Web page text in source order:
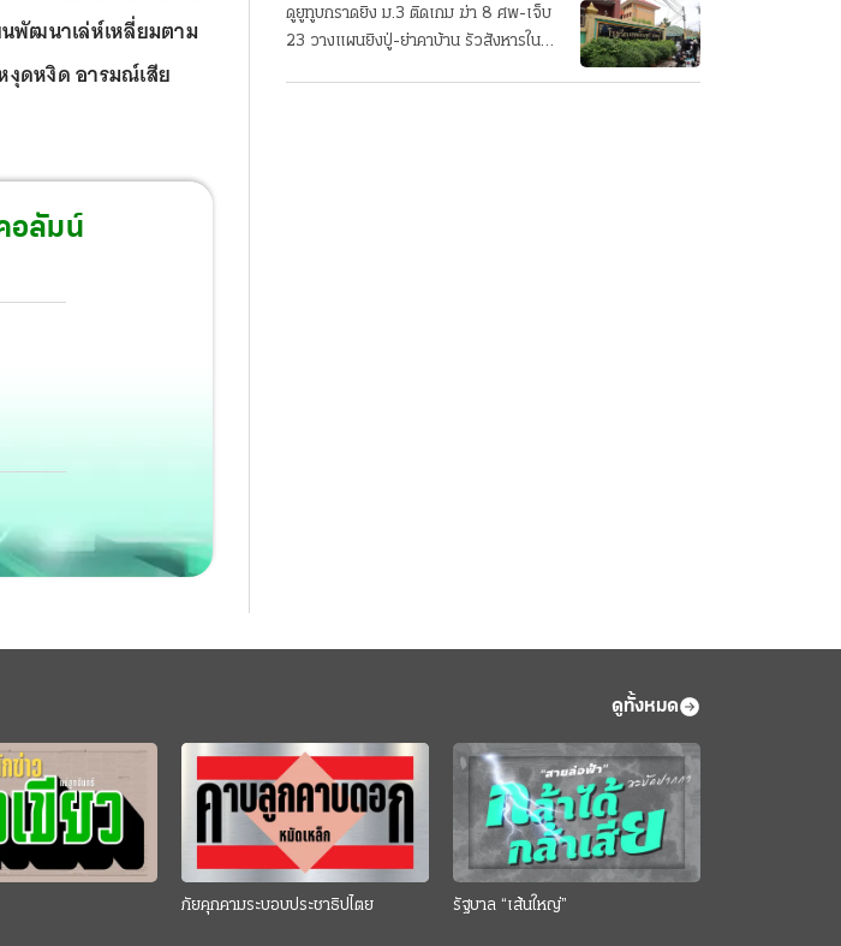
พัฒนาเล่ห์เหลี่ยมตาม
ดหงิด อารมณ์เสีย
อลัมน์
ดูยูทูบกราดยิง ม.3 ติดเกม ฆ่า 8 ศพ-เจ็บ
23 วางแผนยิงปู่-ย่าคาบ้าน รัวสังหารใน
ดูทั้งหมด
ภัยคุกคามระบอบประชาธิปไตย รัฐบาล “เส้นใหญ่”